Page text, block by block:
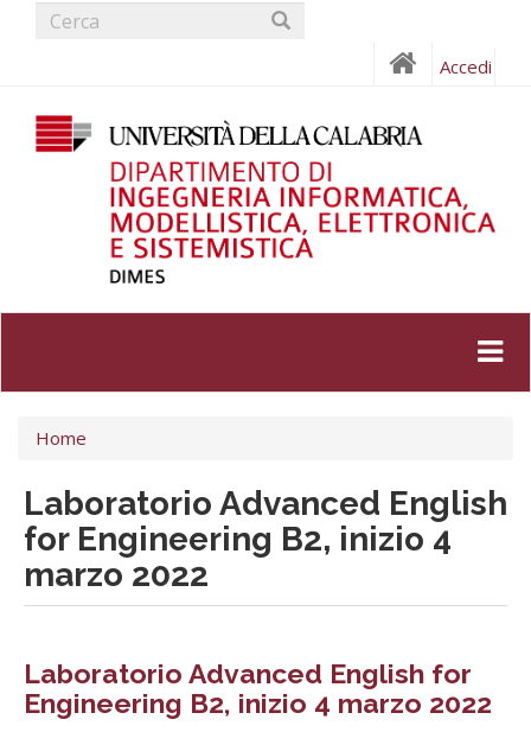
Form
Accedi
Tu
qui
Home
Laboratorio Advanced English
for Engineering B2, inizio 4
marzo 2022
Laboratorio Advanced English for
Engineering B2, inizio 4 marzo 2022